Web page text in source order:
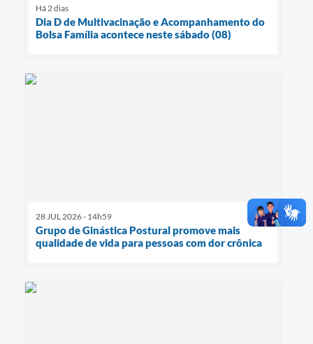
Há 2 dias
Dia D de Multivacinação e Acompanhamento do
Bolsa Família acontece neste sábado (08)
28 JUL 2026 - 14h59
Grupo de Ginástica Postural promove mais
qualidade de vida para pessoas com dor crônica